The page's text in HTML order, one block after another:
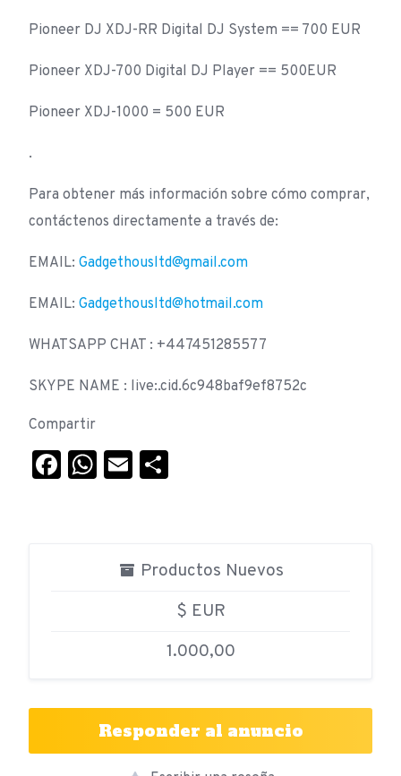
Pioneer DJ XDJ-RR Digital DJ System == 700 EUR
Pioneer XDJ-700 Digital DJ Player == 500EUR
Pioneer XDJ-1000 = 500 EUR
.
Para obtener más información sobre cómo comprar,
contáctenos directamente a través de:
EMAIL: Gadgethousltd@gmail.com
EMAIL: Gadgethousltd@hotmail.com
WHATSAPP CHAT : +447451285577
SKYPE NAME : live:.cid.6c948baf9ef8752c
Compartir
Facebook
WhatsApp
Email
Productos Nuevos
$ EUR
1.000,00
Responder al anuncio